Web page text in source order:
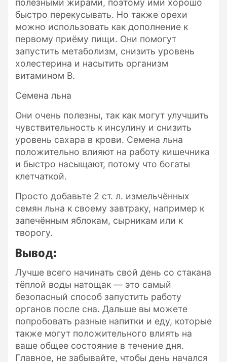
полезными жирами, поэтому ими хорошо
быстро перекусывать. Но также орехи
можно использовать как дополнение к
первому приёму пищи. Они помогут
запустить метаболизм, снизить уровень
холестерина и насытить организм
витамином В.
Семена льна
Они очень полезны, так как могут улучшить
чувствительность к инсулину и снизить
уровень сахара в крови. Семена льна
положительно влияют на работу кишечника
и быстро насыщают, потому что богаты
клетчаткой.
Просто добавьте 2 ст. л. измельчённых
семян льна к своему завтраку, например к
запечённым яблокам, сырникам или к
творогу.
Вывод:
Лучше всего начинать свой день со стакана
тёплой воды натощак — это самый
безопасный способ запустить работу
органов после сна. Дальше вы можете
попробовать разные напитки и еду, которые
также могут положительного влиять на
ваше общее состояние в течение дня.
Главное, не забывайте, чтобы день начался